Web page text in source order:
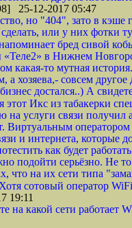
25-12-2017 05:47
но "404", зато в
или у них фотки
бред сивой
в Нижнем
какая-то мутная
а хозяева,- совсем
достался..) А
Икс из табакерки
на услуги связи получил
оператором
и интернета, которые
как будет
подойти серьёзно. Не
что на их сети типа
сотовый оператор
19:11
на какой сети